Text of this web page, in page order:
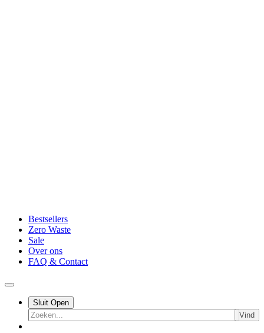
Bestsellers
Zero Waste
Sale
Over ons
FAQ & Contact
Sluit Open
Vind